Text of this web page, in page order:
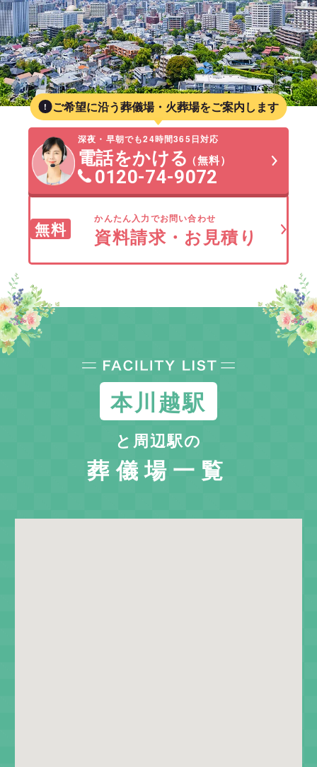
ご希望に沿う葬儀場・火葬場をご案内します
深夜・早朝でも24時間365日対応
電話をかける（無料）
0120-74-9072
無料
かんたん入力でお問い合わせ
資料請求・お見積り
本川越駅
と周辺駅の
葬儀場一覧